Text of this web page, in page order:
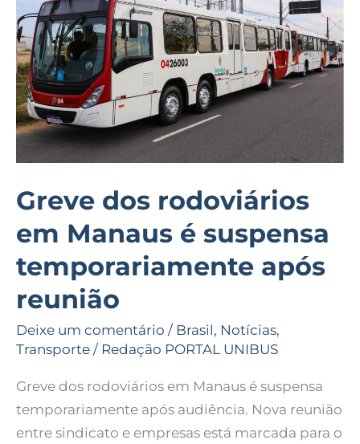
Greve dos rodoviários
em Manaus é suspensa
temporariamente após
reunião
Deixe um comentário / Brasil, Notícias,
Transporte / Redação PORTAL UNIBUS
Greve dos rodoviários em Manaus é suspensa
temporariamente após audiência. Nova reunião
entre sindicato e empresas está marcada para o
Manaus
é
suspensa
temporariamente
após
reunião